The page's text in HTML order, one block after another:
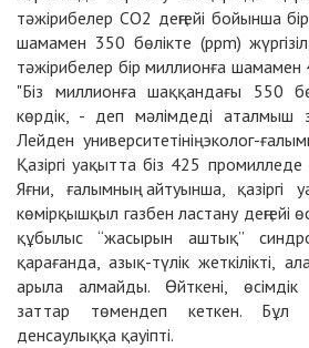
тәжірибелер CO2 деңгейі бойынша
шамамен 350 бөлікте (ppm)
тәжірибелер бір миллионға шамамен
"Біз миллионға шаққандағы 550
көрдік, - деп мәлімдеді аталмыш
Лейден университетінің эколог-
Қазіргі уақытта біз 425
Яғни, ғалымның айтуынша, қазіргі
көмірқышқыл газбен ластану деңгейі
құбылыс “жасырын аштық”
қарағанда, азық-түлік жеткілікті,
арыла алмайды. Өйткені, өсімдік
заттар төмендеп кеткен. Бұл
денсаулыққа қауіпті.